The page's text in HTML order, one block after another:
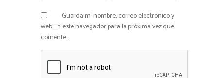
Guarda mi nombre, correo electrónico y
web en este navegador para la próxima vez que
comente.